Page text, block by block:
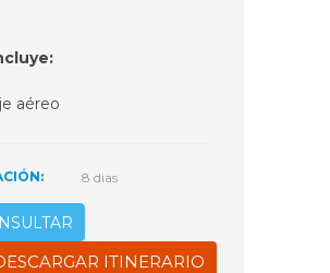
aéreo
8 dias
ITINERARIO